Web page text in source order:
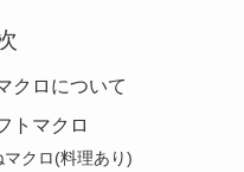
クロについて
トマクロ
クロ(料理あり)